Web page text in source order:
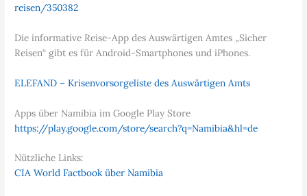
reisen/350382
Die informative Reise-App des Auswärtigen Amtes „Sicher
Reisen“ gibt es für Android-Smartphones und iPhones.
ELEFAND – Krisenvorsorgeliste des Auswärtigen Amts
Apps über Namibia im Google Play Store
https://play.google.com/store/search?q=Namibia&hl=de
Nützliche Links:
CIA World Factbook über Namibia